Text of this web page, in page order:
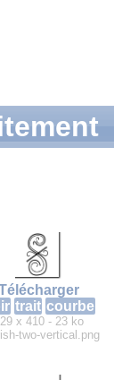
trait courbe
x 410 - 23 ko
two-vertical.png